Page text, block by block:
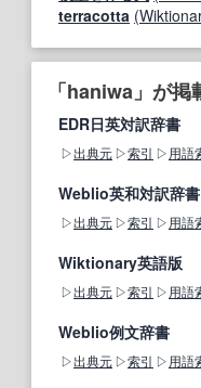
terracotta
「haniwa」が
EDR日英対訳辞書
出典元 索引 用語
Weblio英和対訳辞書
出典元 索引 用語
Wiktionary英語版
出典元 索引 用語
Weblio例文辞書
出典元 索引 用語